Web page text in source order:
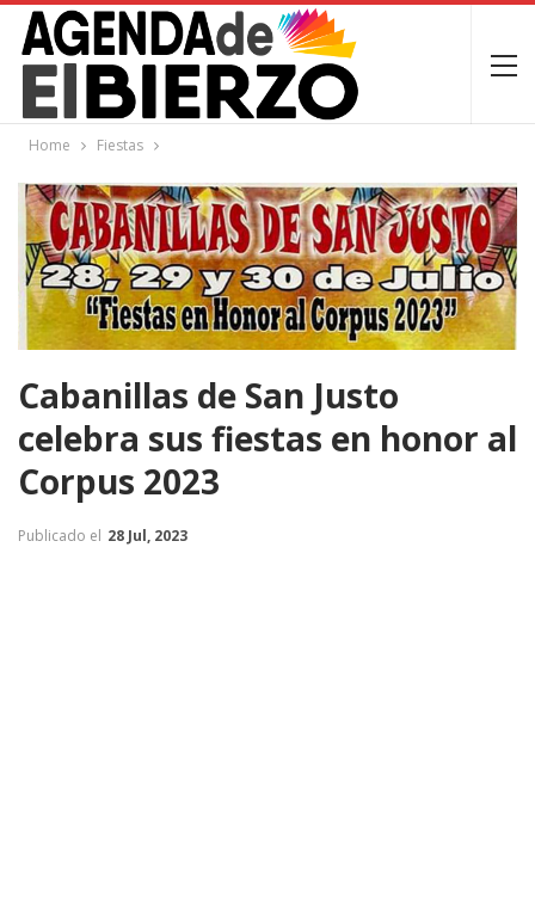
Home Fiestas
Cabanillas de San Justo
celebra sus fiestas en honor al
Corpus 2023
Publicado el 28 Jul, 2023